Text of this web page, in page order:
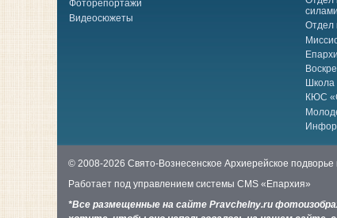
Фоторепортажи
Видеосюжеты
Отдел
Школа
КЮС
© 2008-2026 Свято-Вознесенское Архиерейское
Работает под управлением системы CMS «Епархия»
*Все размещенные на сайте Pravchelny.ru